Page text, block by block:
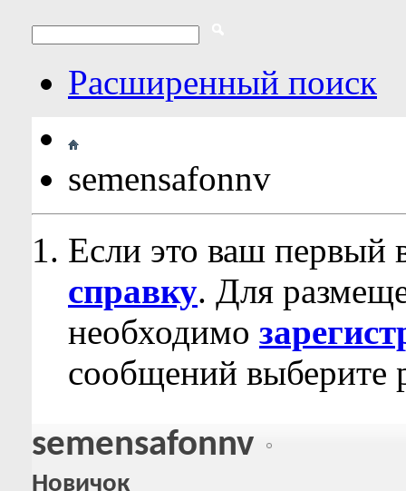
Расширенный поиск
semensafonnv
Если это ваш первый
справку. Для
необходимо
сообщений выберите
semensafonnv
Новичок